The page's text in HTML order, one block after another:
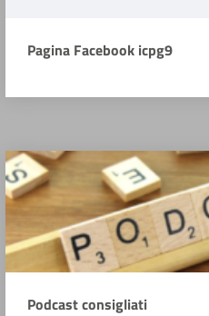
Pagina Facebook icpg9
Podcast consigliati